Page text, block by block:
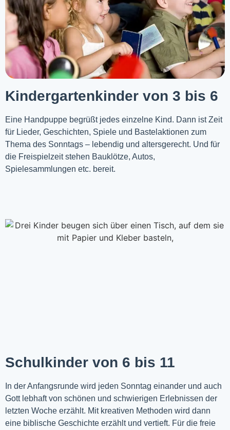
Kindergartenkinder von 3 bis 6
Eine Handpuppe begrüßt jedes einzelne Kind. Dann ist Zeit
für Lieder, Geschichten, Spiele und Bastelaktionen zum
Thema des Sonntags – lebendig und altersgerecht. Und für
die Freispielzeit stehen Bauklötze, Autos,
Spielesammlungen etc. bereit.
Schulkinder von 6 bis 11
In der Anfangsrunde wird jeden Sonntag einander und auch
Gott lebhaft von schönen und schwierigen Erlebnissen der
letzten Woche erzählt. Mit kreativen Methoden wird dann
eine biblische Geschichte erzählt und vertieft. Für die freie